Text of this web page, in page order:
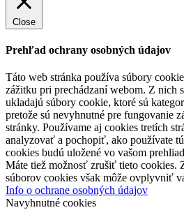
Close
Prehľad ochrany osobných údajov
Táto web stránka používa súbory
zážitku pri prechádzaní webom. Z nich
ukladajú súbory cookie, ktoré sú
pretože sú nevyhnutné pre fungovanie
stránky. Používame aj cookies tretích
analyzovať a pochopiť, ako používate
cookies budú uložené vo vašom
Máte tiež možnosť zrušiť tieto cookies.
súborov cookies však môže ovplyvniť
Info o ochrane osobných údajov
Navyhnutné cookies